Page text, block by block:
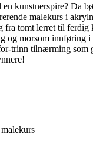
en kunstnerspire? Da
malekurs i
fra tomt lerret til ferdig
og morsom innføring
trinn tilnærming som